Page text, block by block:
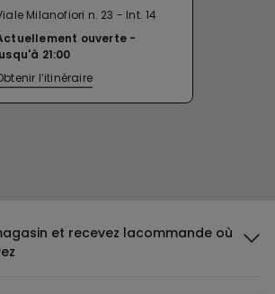
Milanofiori n. 23 - Int. 14
ouverte
21:00
l’itinéraire
et recevez lacommande où